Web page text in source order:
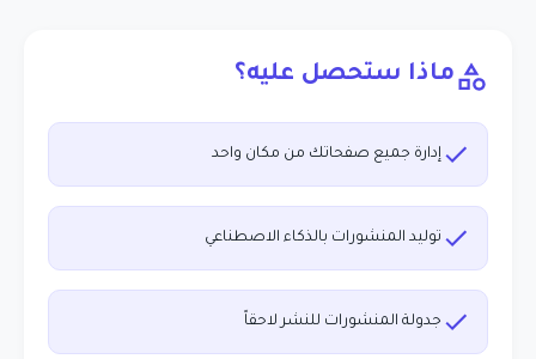
ماذا ستحصل عليه؟
إدارة جميع صفحاتك من مكان واحد
توليد المنشورات بالذكاء الاصطناعي
جدولة المنشورات للنشر لاحقاً